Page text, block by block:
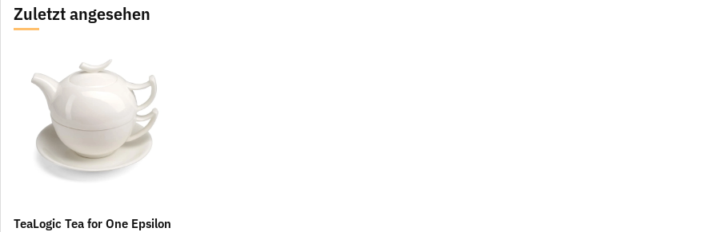
Zuletzt angesehen
TeaLogic Tea for One Epsilon